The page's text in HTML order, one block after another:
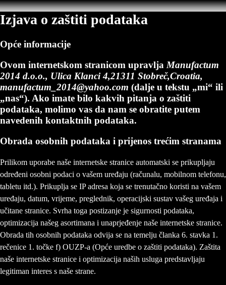
Izjava o zaštiti podataka
Opće informacije
Ovom internetskom stranicom upravlja Manufactum
2014 d.o.o., Ulica Klanci 4,21311 Stobreč,Croatia,
manufactum_2014@yahoo.com (dalje u tekstu „mi“ ili
„nas“). Ako imate bilo kakvih pitanja o zaštiti
podataka, molimo vas da nam se obratite putem
navedenih kontaktnih podataka.
Obrada osobnih podataka i prijenos trećim stranama
Prilikom uporabe naše internetske stranice automatski se prikupljaju
određeni osobni podaci o vašem uređaju (računalu, mobilnom telefonu,
tabletu itd.). Prikuplja se IP adresa koja se trenutačno koristi na vašem
uređaju, datum, vrijeme, preglednik, operacijski sustav vašeg uređaja i
učitane stranice. Svrha toga postizanje je sigurnosti podataka,
optimizacija našeg asortimana i unaprjeđenje naše internetske stranice.
Obrada tih osobnih podataka odvija se na temelju članka 6. stavka 1.
rečenice 1. točke f) OUZP-a (Opće uredbe o zaštiti podataka). Zaštita
naše internetske stranice i optimizacija naših usluga predstavljaju
legitiman interes s naše strane.